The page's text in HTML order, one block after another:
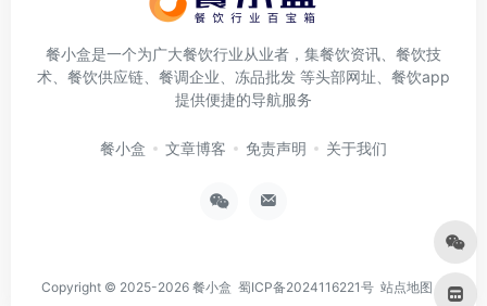
餐小盒是一个为广大餐饮行业从业者，集餐饮资讯、餐饮技
术、餐饮供应链、餐调企业、冻品批发 等头部网址、餐饮app
提供便捷的导航服务
餐小盒 文章博客 免责声明 关于我们
Copyright © 2025-2026 餐小盒 蜀ICP备2024116221号 站点地图